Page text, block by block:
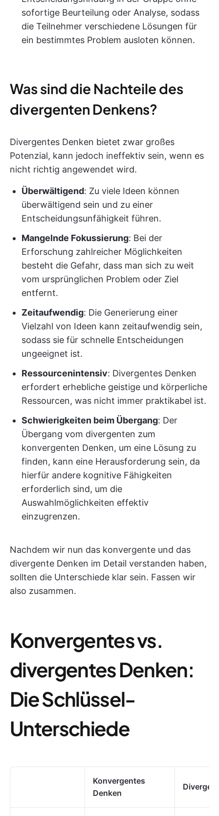
sofortige Beurteilung oder Analyse, sodass
die Teilnehmer verschiedene Lösungen für
ein bestimmtes Problem ausloten können.
Was sind die Nachteile des
divergenten Denkens?
Divergentes Denken bietet zwar großes
Potenzial, kann jedoch ineffektiv sein, wenn es
nicht richtig angewendet wird.
Überwältigend: Zu viele Ideen können
überwältigend sein und zu einer
Entscheidungsunfähigkeit führen.
Mangelnde Fokussierung: Bei der
Erforschung zahlreicher Möglichkeiten
besteht die Gefahr, dass man sich zu weit
vom ursprünglichen Problem oder Ziel
entfernt.
Zeitaufwendig: Die Generierung einer
Vielzahl von Ideen kann zeitaufwendig sein,
sodass sie für schnelle Entscheidungen
ungeeignet ist.
Ressourcenintensiv: Divergentes Denken
erfordert erhebliche geistige und körperliche
Ressourcen, was nicht immer praktikabel ist.
Schwierigkeiten beim Übergang: Der
Übergang vom divergenten zum
konvergenten Denken, um eine Lösung zu
finden, kann eine Herausforderung sein, da
hierfür andere kognitive Fähigkeiten
erforderlich sind, um die
Auswahlmöglichkeiten effektiv
einzugrenzen.
Nachdem wir nun das konvergente und das
divergente Denken im Detail verstanden haben,
sollten die Unterschiede klar sein. Fassen wir
also zusammen.
Konvergentes vs.
divergentes Denken:
Die Schlüssel-
Unterschiede
Konvergentes
Denken